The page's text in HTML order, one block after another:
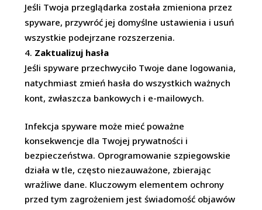
Jeśli Twoja przeglądarka została zmieniona przez
spyware, przywróć jej domyślne ustawienia i usuń
wszystkie podejrzane rozszerzenia.
Zaktualizuj hasła
Jeśli spyware przechwyciło Twoje dane logowania,
natychmiast zmień hasła do wszystkich ważnych
kont, zwłaszcza bankowych i e-mailowych.
Infekcja spyware może mieć poważne
konsekwencje dla Twojej prywatności i
bezpieczeństwa. Oprogramowanie szpiegowskie
działa w tle, często niezauważone, zbierając
wrażliwe dane. Kluczowym elementem ochrony
przed tym zagrożeniem jest świadomość objawów